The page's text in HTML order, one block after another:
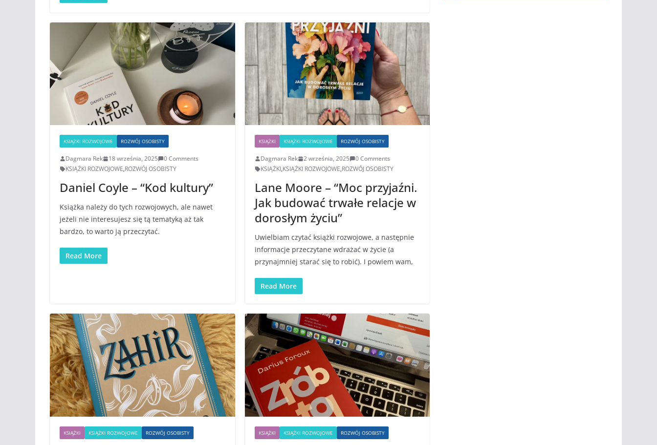
KSIĄŻKI ROZWOJOWE ROZWÓJ OSOBISTY
Dagmara Rek 18 września, 2025
0 Comments
KSIĄŻKI ROZWOJOWE,ROZWÓJ OSOBISTY
Daniel Coyle – “Kod kultury”
Książka należy do tych rozwojowych, ale nawet
jeżeli nie interesujesz się tą tematyką aż tak
bardzo, to warto ją przeczytać.
Read More
KSIĄŻKI KSIĄŻKI ROZWOJOWE ROZWÓJ OSOBISTY
Dagmara Rek 2 września, 2025
0 Comments
KSIĄŻKI,KSIĄŻKI ROZWOJOWE,ROZWÓJ OSOBISTY
Lane Moore – “Moc przyjaźni.
Jak budować trwałe relacje w
dorosłym życiu”
Uwielbiam czytać książki rozwojowe, a następnie
informacje przeczytane wdrażać w życie (a
przynajmniej starać się to robić). I powiem wam,
Read More
KSIĄŻKI KSIĄŻKI ROZWOJOWE ROZWÓJ OSOBISTY KSIĄŻKI KSIĄŻKI ROZWOJOWE ROZWÓJ OSOBISTY